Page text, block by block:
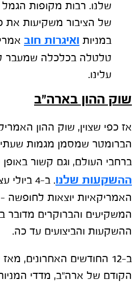
שלנו. רבות מקופות הגמל
של הציבור משקיעות את
במניות ואיגרות חוב
טלטלה בכלכלה שמעבר
עלינו.
שוק ההון בארה"ב
אז כפי שצוין, שוק ההון
הברומטר שמסמן מגמות
ברחבי העולם, וגם קשור באופן
ההשקעות שלנו
. ב-4
האמריקאיות יוצאות לחופשה –
המשקיעים והברוקרים מדובר
ההשקעות והביצועים עד כה.
ב-12 החודשים האחרונים,
הקודם של ארה"ב, מדדי